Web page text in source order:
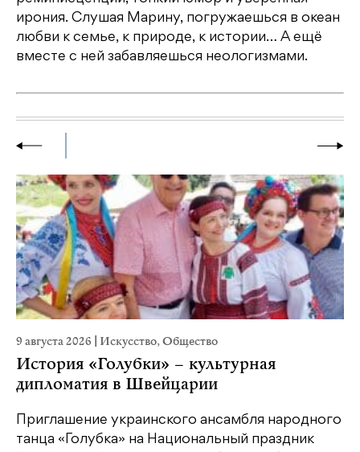
ирония. Слушая Марину, погружаешься в океан
любви к семье, к природе, к истории… А ещё
вместе с ней забавляешься неологизмами.
9 августа 2026 Искусство,Общество
История «Голубки» – культурная
дипломатия в Швейцарии
Приглашение украинского ансамбля народного
танца «Голубка» на Национальный праздник